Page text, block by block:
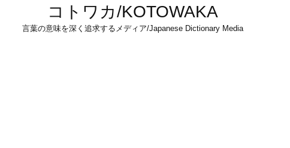
コトワカ/KOTOWAKA
言葉の意味を深く追求するメディア/Japanese Dictionary Media